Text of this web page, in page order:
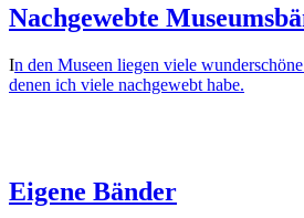
Nachgewebte
In den Museen liegen viele
denen ich viele nachgewebt habe.
Eigene Bänder